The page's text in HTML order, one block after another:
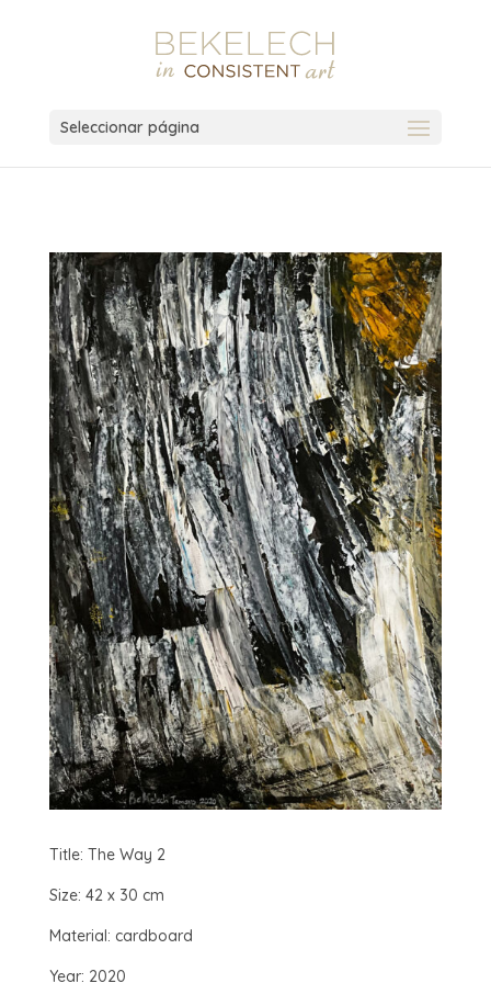
Seleccionar página
Title: The Way 2
Size: 42 x 30 cm
Material: cardboard
Year: 2020